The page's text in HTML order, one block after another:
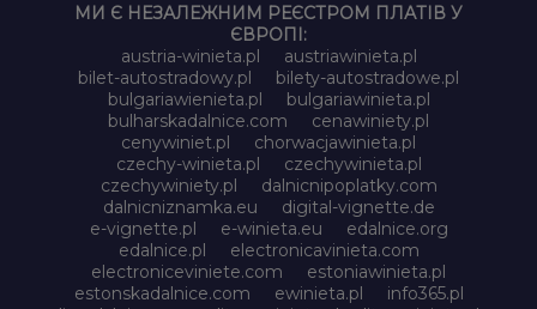
МИ Є НЕЗАЛЕЖНИМ РЕЄСТРОМ ПЛАТІВ У
ЄВРОПІ:
austria-winieta.pl
austriawinieta.pl
bilet-autostradowy.pl
bilety-autostradowe.pl
bulgariawienieta.pl
bulgariawinieta.pl
bulharskadalnice.com
cenawiniety.pl
cenywiniet.pl
chorwacjawinieta.pl
czechy-winieta.pl
czechywinieta.pl
czechywiniety.pl
dalnicnipoplatky.com
dalnicniznamka.eu
digital-vignette.de
e-vignette.pl
e-winieta.eu
edalnice.org
edalnice.pl
electronicavinieta.com
electroniceviniete.com
estoniawinieta.pl
estonskadalnice.com
ewinieta.pl
info365.pl